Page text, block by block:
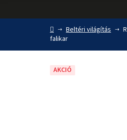
Kezdőlap
Beltéri világítás
falikar
AKCIÓ